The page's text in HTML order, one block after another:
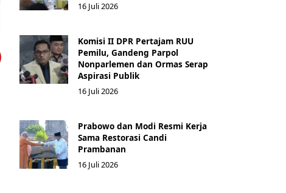
16 Juli 2026
Komisi II DPR Pertajam RUU
Pemilu, Gandeng Parpol
Nonparlemen dan Ormas Serap
Aspirasi Publik
16 Juli 2026
Prabowo dan Modi Resmi Kerja
Sama Restorasi Candi
Prambanan
16 Juli 2026